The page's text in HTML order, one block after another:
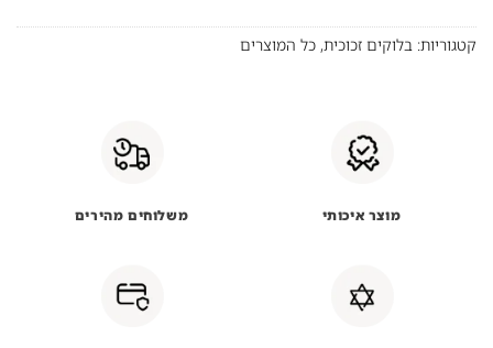
קטגוריות: בלוקים זכוכית, כל המוצרים
מוצר איכותי משלוחים מהירים